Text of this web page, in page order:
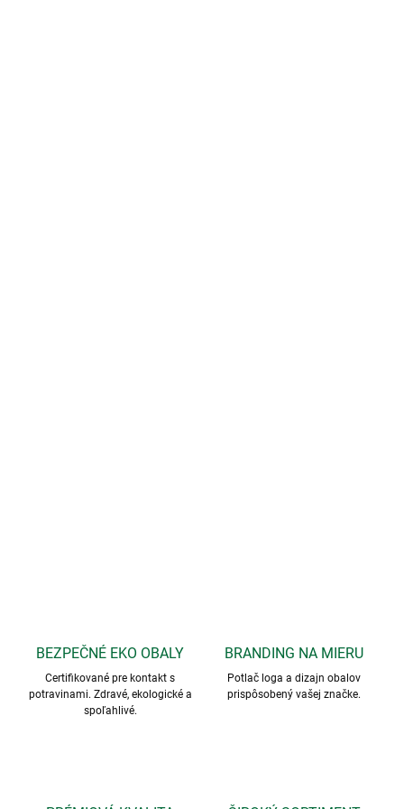
BEZPEČNÉ EKO OBALY
Certifikované pre kontakt s
potravinami. Zdravé, ekologické a
spoľahlivé.
BRANDING NA MIERU
Potlač loga a dizajn obalov
prispôsobený vašej značke.